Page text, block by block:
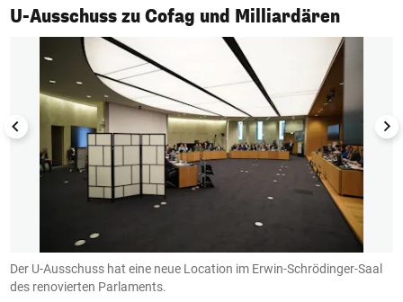
U-Ausschuss zu Cofag und Milliardären
1/13
Der U-Ausschuss hat eine neue Location im Erwin-Schrödinger-Saal
des renovierten Parlaments.